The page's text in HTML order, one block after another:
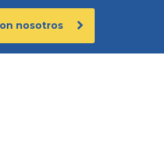
nosotros